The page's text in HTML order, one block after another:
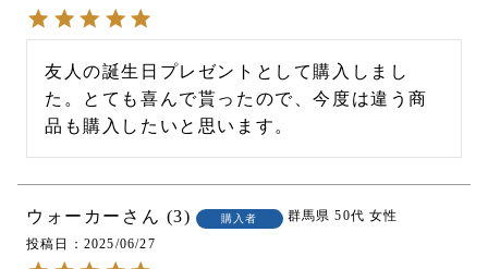
友人の誕生日プレゼントとして購入しまし
た。とても喜んで貰ったので、今度は違う商
品も購入したいと思います。
ウォーカー 3 購入者 群馬県 50代 女性
投稿日
2025/06/27